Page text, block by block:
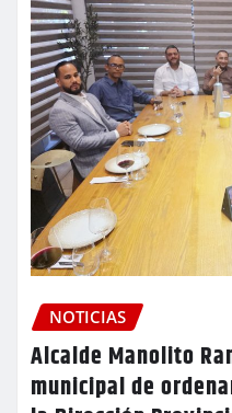
NOTICIAS
Alcalde Manolito
municipal de